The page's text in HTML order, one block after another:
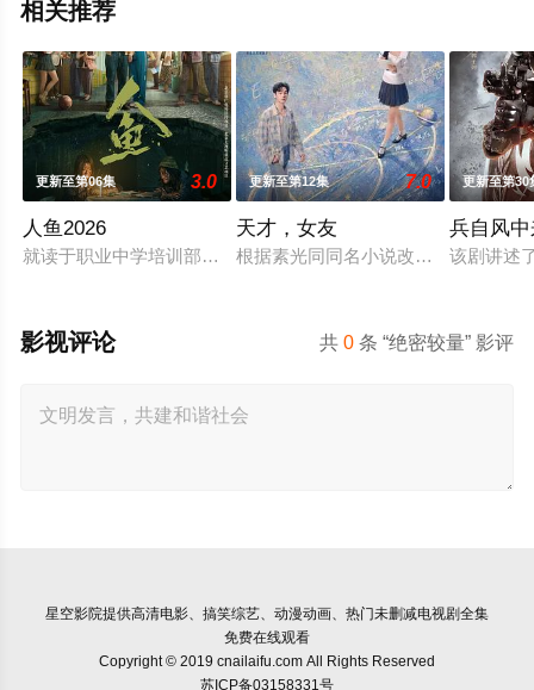
相关推荐
更新至第06集 3.0
人鱼2026
就读于职业中学培训部的花季女生苏琳（黄杨钿甜 饰），虽自
更新至第12集 7.0
天才，女友
根据素光同同名小说改编。江逾白长
更新至第30
兵自风
该剧讲述
共0 条 “绝密较量” 影评
影视评论
星空影院提供高清电影、搞笑综艺、动漫动画、热门未删减电视剧全集
免费在线观看
Copyright © 2019 cnailaifu.com All Rights Reserved
苏ICP备03158331号